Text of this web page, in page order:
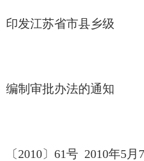
印发江苏省市县乡级
土地利用
编制审批办法的通知
苏政
〔2010〕61号 2010年5月